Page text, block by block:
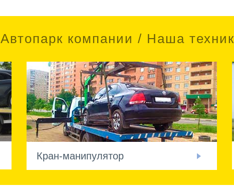
Автопарк компании / Наша
Кран-манипулятор